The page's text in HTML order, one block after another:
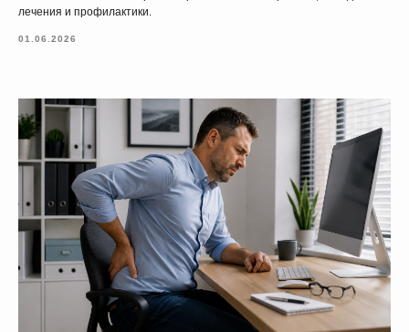
лечения и профилактики.
01.06.2026